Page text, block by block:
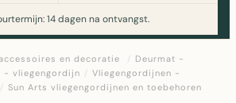
14 dagen na ontvangst.
en decoratie / Deurmat -
- vliegengordijn / Vliegengordijnen -
/ Sun Arts vliegengordijnen en toebehoren